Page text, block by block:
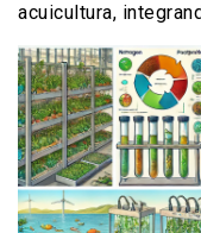
acuicultura,